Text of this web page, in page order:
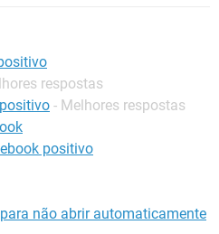
respostas
- Melhores respostas
positivo
não abrir automaticamente